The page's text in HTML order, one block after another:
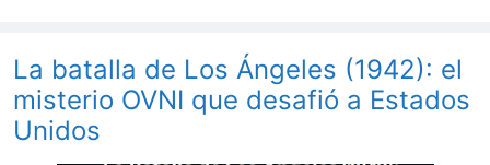
La batalla de Los Ángeles (1942): el
misterio OVNI que desafió a Estados
Unidos